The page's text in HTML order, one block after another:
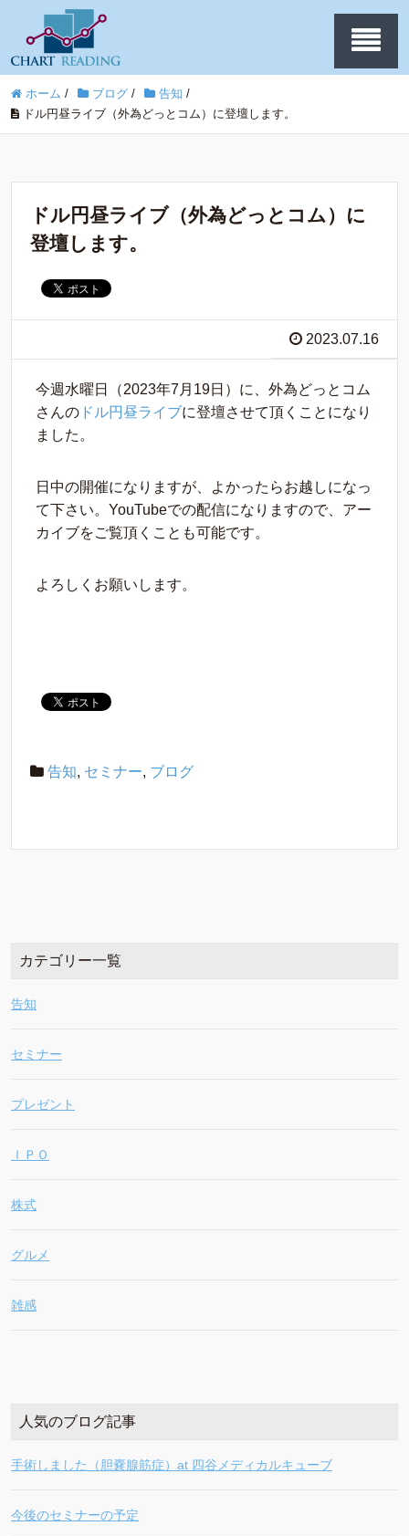
ホーム / ブログ / 告知 /
ドル円昼ライブ（外為どっとコム）に登壇します。
ドル円昼ライブ（外為どっとコム）に
登壇します。
2023.07.16
今週水曜日（2023年7月19日）に、外為どっとコム
さんの ドル円昼ライブに登壇させて頂くことになり
ました。
日中の開催になりますが、よかったらお越しになっ
て下さい。YouTubeでの配信になりますので、アー
カイブをご覧頂くことも可能です。
よろしくお願いします。
告知, セミナー, ブログ
カテゴリー一覧
告知
セミナー
プレゼント
ＩＰＯ
株式
グルメ
雑感
人気のブログ記事
手術しました（胆嚢腺筋症）at 四谷メディカルキューブ
今後のセミナーの予定